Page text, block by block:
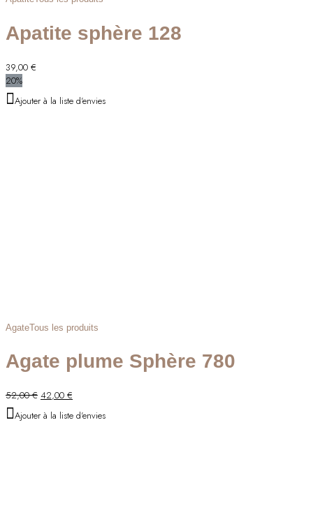
Apatite sphère 128
39,00 €
20%
Ajouter à la liste d'envies
AgateTous les produits
Agate plume Sphère 780
52,00€ Le
initial
42,00 €
actuel
Ajouter à la liste d'envies